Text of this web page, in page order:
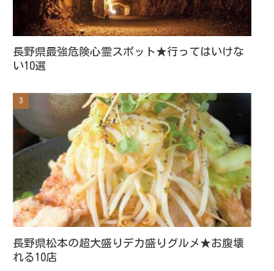
長野県最強危険心霊スポット★行ってはいけな
い10選
長野県松本の超大盛りデカ盛りグルメ★お腹壊
れる10店